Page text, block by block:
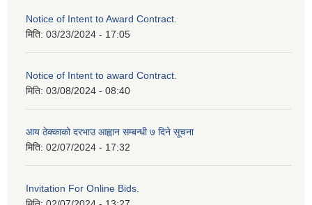
Notice of Intent to Award Contract.
मिति: 03/23/2024 - 17:05
Notice of Intent to award Contract.
मिति: 03/08/2024 - 08:40
आय ठेक्काको दरभाउ आह्वान सम्बन्धी ७ दिने सूचना
मिति: 02/07/2024 - 17:32
Invitation For Online Bids.